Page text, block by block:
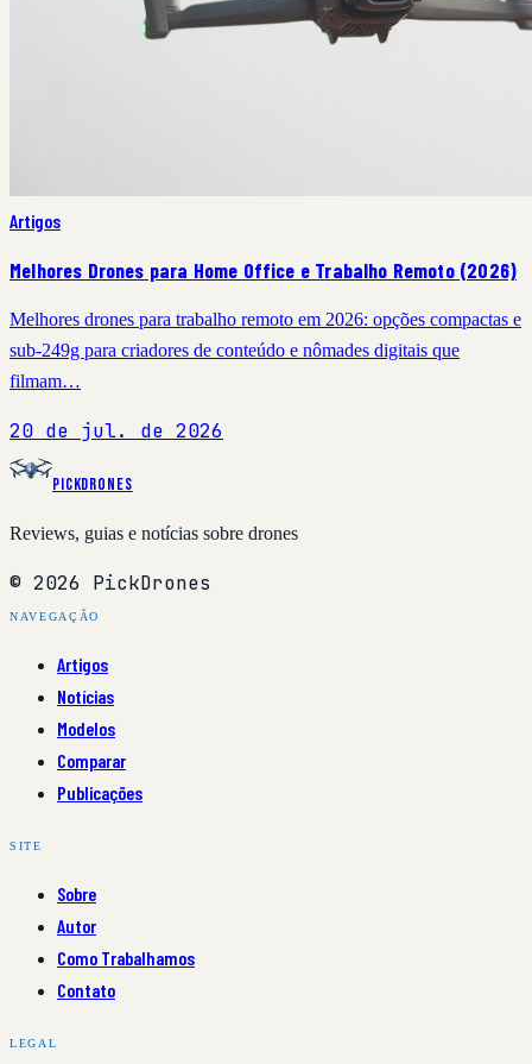
Artigos
Melhores Drones para Home Office e Trabalho Remoto (2026)
Melhores drones para trabalho remoto em 2026: opções compactas e
sub-249g para criadores de conteúdo e nômades digitais que
filmam…
20 de jul. de 2026
PickDrones
Reviews, guias e notícias sobre drones
© 2026 PickDrones
NAVEGAÇÃO
Artigos
Notícias
Modelos
Comparar
Publicações
SITE
Sobre
Autor
Como Trabalhamos
Contato
LEGAL